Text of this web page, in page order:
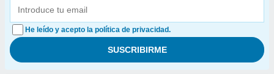
He leído y acepto la política de privacidad.